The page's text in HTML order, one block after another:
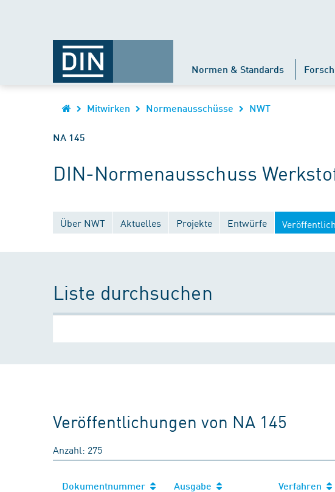
Normen & Standards
Mitwirken Normenausschüsse NWT
NA 145
DIN-Normenausschuss
Über NWT Aktuelles Projekte Entwürfe
Liste durchsuchen
Veröffentlichungen von NA 145
Anzahl: 275